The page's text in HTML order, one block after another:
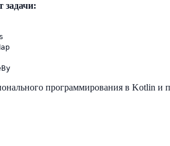
задачи:
программирования в Kotlin и